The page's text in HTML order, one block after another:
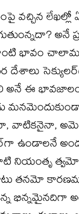
వచ్చిన లేఖల్లో
అనే
భావం
దేశాలు
అనే ఈ భావజాలం
వాటికనైనా,
ఉండాలనే
నియంతృ
తనమో
భిన్నమైనదిగా